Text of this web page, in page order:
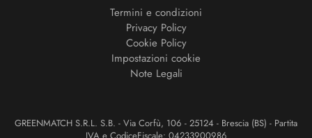
Termini e condizioni
Privacy Policy
Cookie Policy
Impostazioni cookie
Note Legali
GREENMATCH S.R.L. S.B. - Via Corfù, 106 - 25124 - Brescia (BS) - Partita